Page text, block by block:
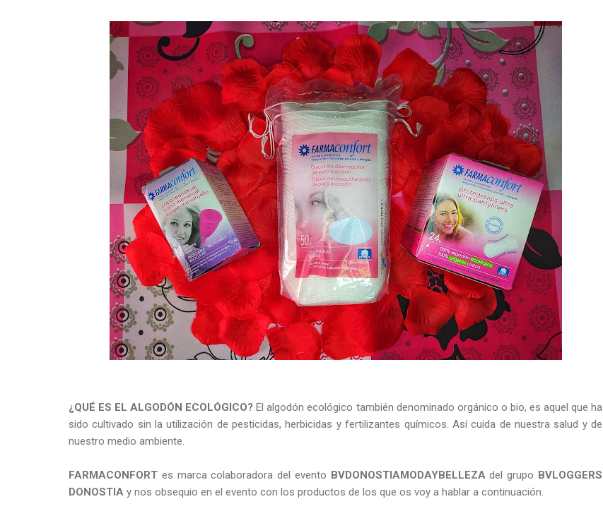
¿QUÉ ES EL ALGODÓN ECOLÓGICO? El algodón ecológico también denominado orgánico o bio, es aquel que ha
sido cultivado sin la utilización de pesticidas, herbicidas y fertilizantes químicos. Así cuida de nuestra salud y de
nuestro medio ambiente.
FARMACONFORT es marca colaboradora del evento BVDONOSTIAMODAYBELLEZAdel grupo BVLOGGERS
DONOSTIA y nos obsequio en el evento con los productos de los que os voy a hablar a continuación.